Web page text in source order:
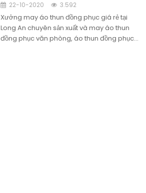
22-10-2020 3.592
Xưởng may áo thun đồng phục giá rẻ tại
Long An chuyên sản xuất và may áo thun
đồng phục văn phòng, áo thun đồng phục